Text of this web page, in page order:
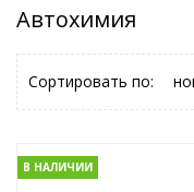
Автохимия
Сортировать по:
В НАЛИЧИИ